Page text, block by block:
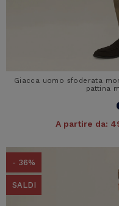
Giacca uomo sfoderata
pattina
A partire da:
- 36%
SALDI